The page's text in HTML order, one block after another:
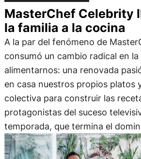
MasterChef Celebrity
la familia a la cocina
A la par del fenómeno de
consumó un cambio radical en
alimentarnos: una renovada
en casa nuestros propios platos
colectiva para construir las
protagonistas del suceso
temporada, que termina el